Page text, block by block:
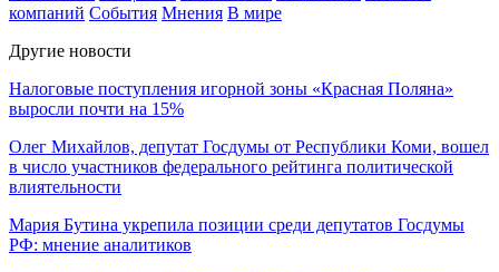
компаний События Мнения В мире
Другие новости
Налоговые поступления игорной зоны «Красная Поляна»
выросли почти на 15%
Олег Михайлов, депутат Госдумы от Республики Коми, вошел
в число участников федерального рейтинга политической
влиятельности
Мария Бутина укрепила позиции среди депутатов Госдумы
РФ: мнение аналитиков